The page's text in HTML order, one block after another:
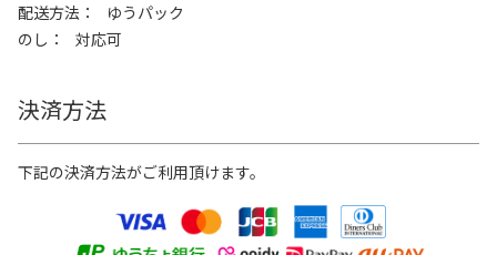
配送方法
ゆうパック
のし
対応可
決済方法
下記の決済方法がご利用頂けます。